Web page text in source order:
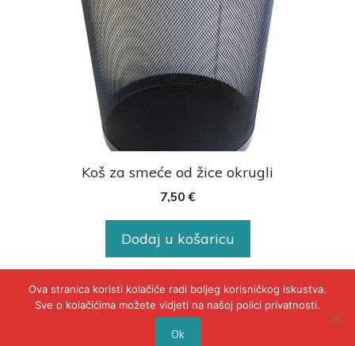
Koš za smeće od žice okrugli
7,50 €
Dodaj u košaricu
© 2020 - POLICA PRIVATNOSTI
Ova stranica koristi kolačiće radi boljeg korisničkog iskustva.
Sve o kolačićima možete vidjeti na našoj polici privatnosti.
Ok